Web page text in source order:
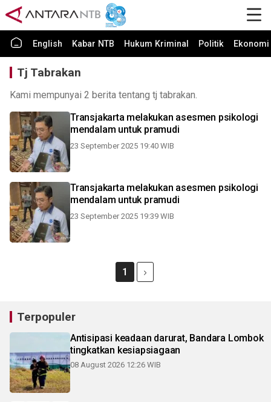
English Kabar NTB Hukum Kriminal Politik
Tj Tabrakan
Kami mempunyai 2 berita tentang tj tabrakan.
Transjakarta melakukan asesmen psikologi
mendalam untuk pramudi
23 September 2025 19:40 WIB
Transjakarta melakukan asesmen psikologi
mendalam untuk pramudi
23 September 2025 19:39 WIB
1
Terpopuler
Antisipasi keadaan darurat, Bandara Lombok
tingkatkan kesiapsiagaan
08 August 2026 12:26 WIB